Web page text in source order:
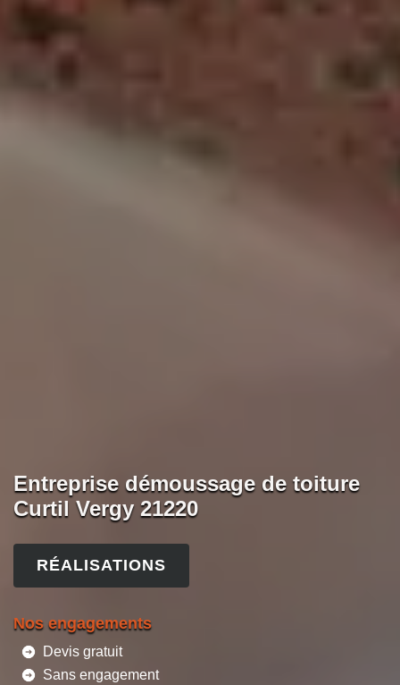
Entreprise démoussage de toiture
Curtil Vergy 21220
RÉALISATIONS
Nos engagements
Devis gratuit
Sans engagement